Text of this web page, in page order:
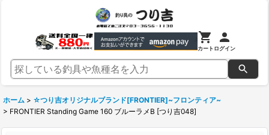
カートログイン
ホーム > ☆つり吉オリジナルブランド[FRONTIER]~フロンティア~
> FRONTIER Standing Game 160 ブルーラメB [つり吉048]